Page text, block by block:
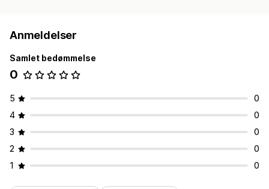
Anmeldelser
Samlet bedømmelse
0
5
0
4
0
3
0
2
0
1
0